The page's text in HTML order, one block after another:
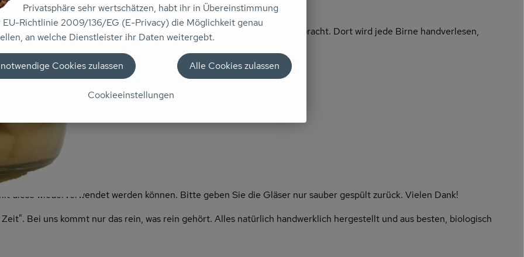
Gartenlandschafts-Leuten geerntet und direkt in die Küche gebracht. Dort wird jede Birne handverlesen,
diese wiederverwendet werden können. Bitte geben Sie die Gläser nur sauber gespült zurück. Vielen Dank!
Bei uns kommt nur das rein, was rein gehört. Alles natürlich handwerklich hergestellt und aus besten, biologisch
Privatsphäre sehr wertschätzen, habt ihr in Übereinstimmung
EU-Richtlinie 2009/136/EG (E-Privacy) die Möglichkeit genau
an welche Dienstleister ihr Daten weitergebt.
Cookieeinstellungen
Cookies zulassen Alle Cookies zulassen